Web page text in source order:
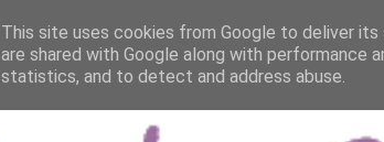
This site uses cookies from Google to deliver
are shared with Google along with performance
statistics, and to detect and address abuse.